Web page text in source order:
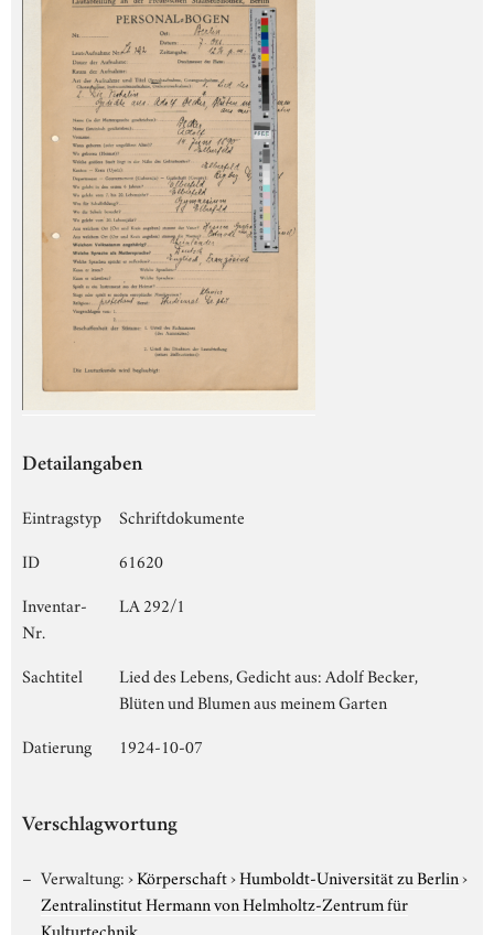
Detailangaben
Eintragstyp
Schriftdokumente
ID
61620
Inventar-
Nr.
LA 292/1
Sachtitel
Lied des Lebens, Gedicht aus: Adolf Becker,
Blüten und Blumen aus meinem Garten
Datierung
1924-10-07
Verschlagwortung
Verwaltung:›Körperschaft›Humboldt-Universität zu Berlin›
Zentralinstitut Hermann von Helmholtz-Zentrum für
Kulturtechnik